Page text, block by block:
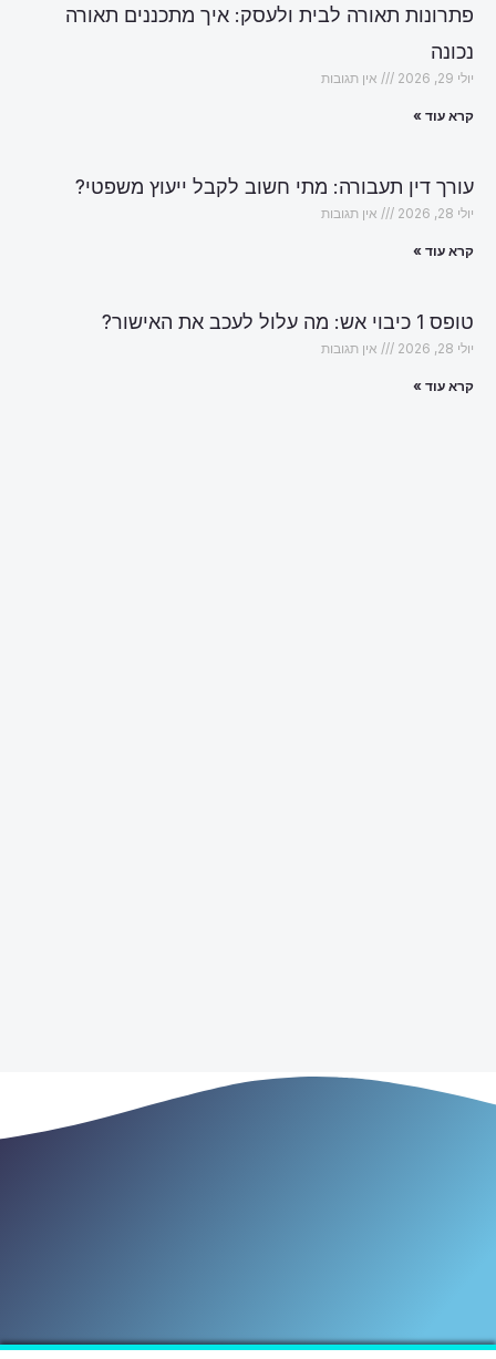
פתרונות תאורה לבית ולעסק: איך מתכננים תאורה
נכונה
יולי 29, 2026 אין תגובות
קרא עוד »
עורך דין תעבורה: מתי חשוב לקבל ייעוץ משפטי?
יולי 28, 2026 אין תגובות
קרא עוד »
טופס 1 כיבוי אש: מה עלול לעכב את האישור?
יולי 28, 2026 אין תגובות
קרא עוד »